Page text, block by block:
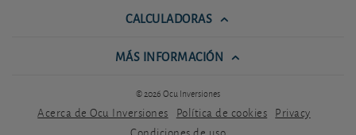
CALCULADORAS
MÁS INFORMACIÓN
© 2026 Ocu Inversiones
Acerca de Ocu Inversiones Política de cookies Privacy